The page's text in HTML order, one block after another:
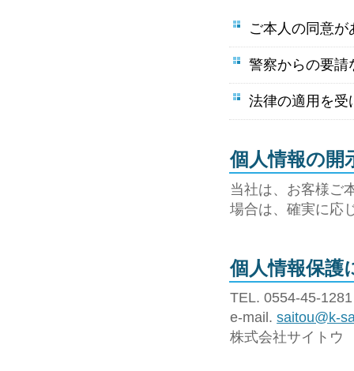
ご本人の同意が
警察からの要請
法律の適用を受
個人情報の開
当社は、お客様ご
場合は、確実に応
個人情報保護
TEL. 0554-45-
e-mail.saitou@k-
株式会社サイトウ